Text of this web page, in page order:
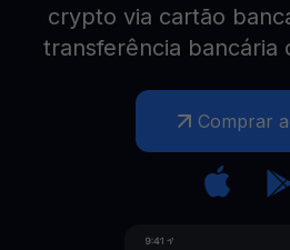
crypto via cartão
transferência bancária
Comprar